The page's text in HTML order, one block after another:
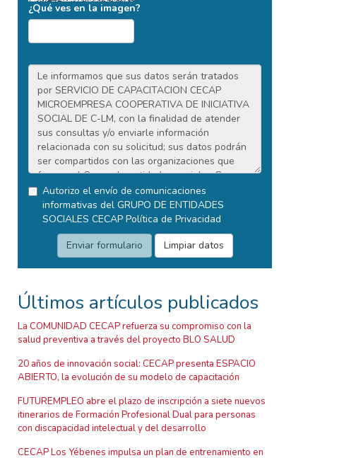
¿Qué ves en la imagen?
Autorizo el envío de comunicaciones
informativas del GRUPO DE ENTIDADES
SOCIALES CECAP Política de Privacidad
Últimos artículos publicados
La COMUNIDAD CECAP refuerza su compromiso con la
salud preventiva a través del proyecto BLO SALUD
20 años de innovación social: CECAP presenta ESPACIO
ABIERTO, la evolución de su modelo de capacitación
FUTUREMPLEO abre el plazo de inscripción a siete nuevos
itinerarios de Formación Profesional Dual para personas
con discapacidad intelectual y del desarrollo
CECAP Los Yébenes impulsa un plan de entrenamiento en